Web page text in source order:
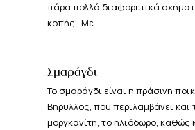
πάρα πολλά διαφορετικά
κοπής. Με
Σμαράγδι
Το σμαράγδι είναι η πράσινη
Βήρυλλος, που περιλαμβάνει και
μοργκανίτη, το ηλιόδωρο, καθώς